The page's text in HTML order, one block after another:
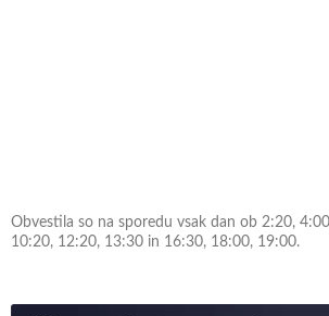
Obvestila so na sporedu vsak dan ob 2:20,
10:20, 12:20, 13:30 in 16:30, 18:00, 19:00.